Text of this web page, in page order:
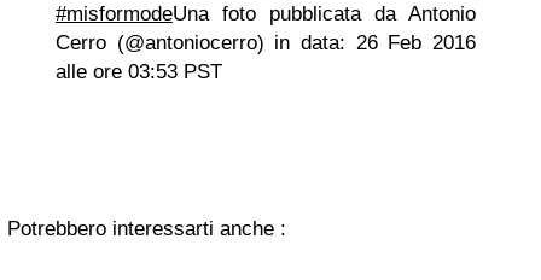
#misformodeUna foto pubblicata da Antonio
Cerro (@antoniocerro) in data: 26 Feb 2016
alle ore 03:53 PST
Potrebbero interessarti anche :